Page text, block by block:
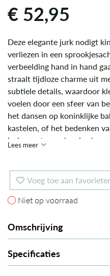
€52,95
Deze elegante jurk nodigt
verliezen in een
verbeelding hand in hand
straalt tijdloze charme uit
subtiele details, waardoor
voelen door een sfeer van
het dansen op koninklijke
kastelen, of het bedenken
jurk voegt een vleugje
alleen een adembenemend
ontworpen om de
keer op keer te worden
speelkast, straalt deze jurk
speelplezier.
Lees meer
Voeg toe aan
Niet op voorraad
Niet op voorraad
Omschrijving
Specificaties